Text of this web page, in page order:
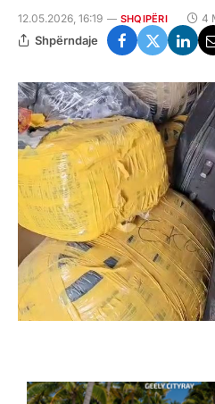
12.05.2026, 16:19 SHQIPËRI 4
Shpërndaje